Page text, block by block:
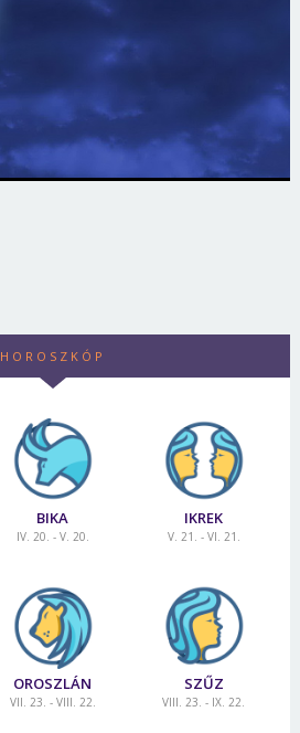
HOROSZKÓP
BIKA
IV. 20. - V. 20.
IKREK
V. 21. - VI. 21.
OROSZLÁN
VII. 23. - VIII. 22.
SZŰZ
VIII. 23. - IX. 22.